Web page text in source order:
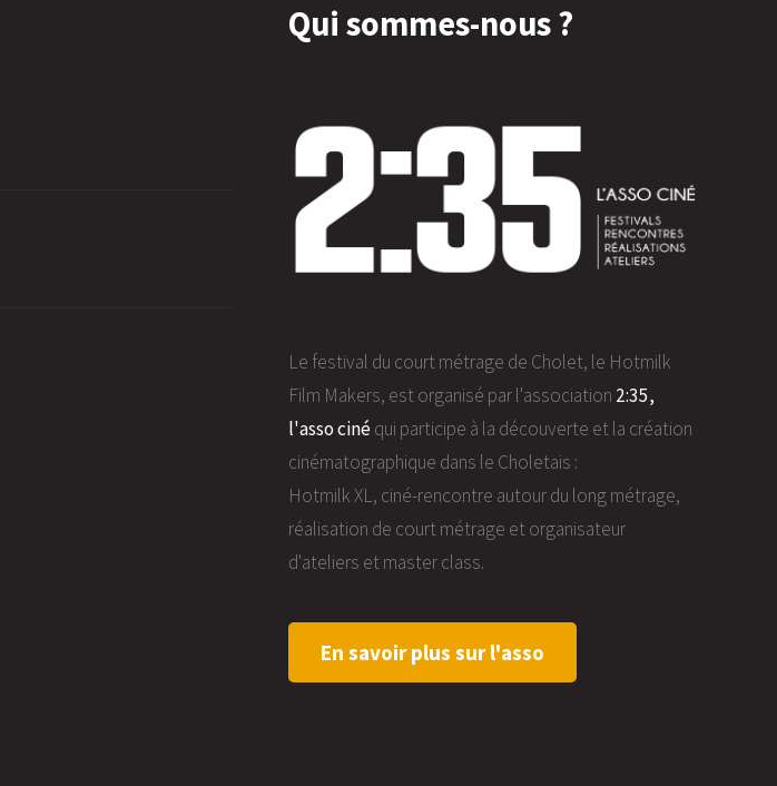
Qui sommes-nous ?
Le festival du court métrage de Cholet, le Hotmilk
Film Makers, est organisé par l'association 2:35,
l'asso cinéqui participe à la découverte et la création
cinématographique dans le Choletais :
Hotmilk XL, ciné-rencontre autour du long métrage,
réalisation de court métrage et organisateur
d'ateliers et master class.
En savoir plus sur l'asso